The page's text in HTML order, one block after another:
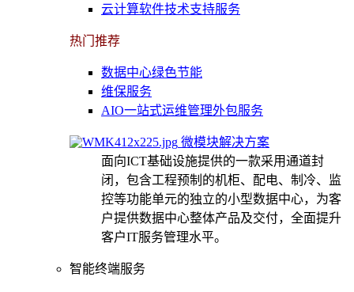
云计算软件技术支持服务
热门推荐
数据中心绿色节能
维保服务
AIO一站式运维管理外包服务
微模块解决方案
面向ICT基础设施提供的一款采用通道封
闭，包含工程预制的机柜、配电、制冷、监
控等功能单元的独立的小型数据中心，为客
户提供数据中心整体产品及交付，全面提升
客户IT服务管理水平。
智能终端服务